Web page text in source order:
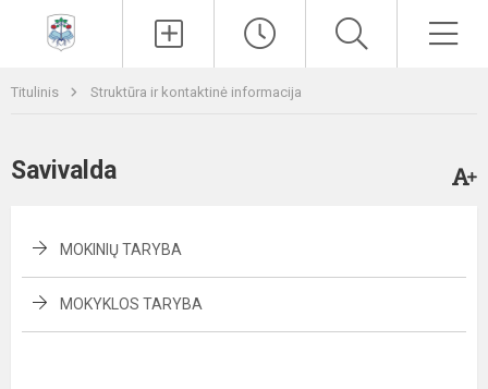
Titulinis Struktūra ir kontaktinė informacija
Savivalda
MOKINIŲ TARYBA
MOKYKLOS TARYBA